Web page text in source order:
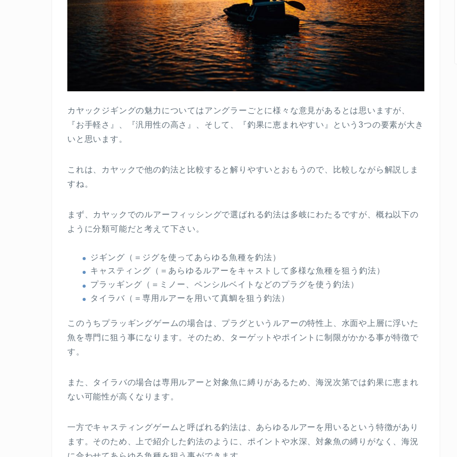
カヤックジギングの魅力についてはアングラーごとに様々な意見があるとは思いますが、
『お手軽さ』、『汎用性の高さ』、そして、『釣果に恵まれやすい』という3つの要素が大き
いと思います。
これは、カヤックで他の釣法と比較すると解りやすいとおもうので、比較しながら解説しま
すね。
まず、カヤックでのルアーフィッシングで選ばれる釣法は多岐にわたるですが、概ね以下の
ように分類可能だと考えて下さい。
ジギング（＝ジグを使ってあらゆる魚種を釣法）
キャスティング（＝あらゆるルアーをキャストして多様な魚種を狙う釣法）
プラッギング（＝ミノー、ペンシルベイトなどのプラグを使う釣法）
タイラバ（＝専用ルアーを用いて真鯛を狙う釣法）
このうちプラッギングゲームの場合は、プラグというルアーの特性上、水面や上層に浮いた
魚を専門に狙う事になります。そのため、ターゲットやポイントに制限がかかる事が特徴で
す。
また、タイラバの場合は専用ルアーと対象魚に縛りがあるため、海況次第では釣果に恵まれ
ない可能性が高くなります。
一方でキャスティングゲームと呼ばれる釣法は、あらゆるルアーを用いるという特徴があり
ます。そのため、上で紹介した釣法のように、ポイントや水深、対象魚の縛りがなく、海況